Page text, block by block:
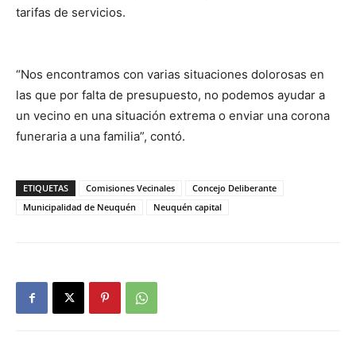
tarifas de servicios.
“Nos encontramos con varias situaciones dolorosas en
las que por falta de presupuesto, no podemos ayudar a
un vecino en una situación extrema o enviar una corona
funeraria a una familia”, contó.
ETIQUETAS Comisiones Vecinales
Concejo Deliberante
Municipalidad de Neuquén
Neuquén capital